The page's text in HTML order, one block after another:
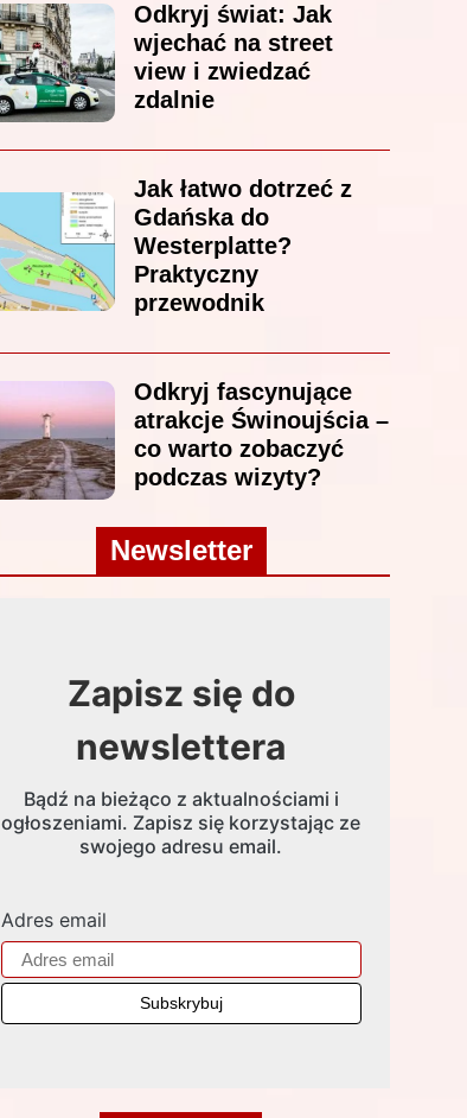
Odkryj świat: Jak
wjechać na street
view i zwiedzać
zdalnie
Jak łatwo dotrzeć z
Gdańska do
Westerplatte?
Praktyczny
przewodnik
Odkryj fascynujące
atrakcje Świnoujścia –
co warto zobaczyć
podczas wizyty?
Newsletter
Zapisz się do
newslettera
Bądź na bieżąco z aktualnościami i
ogłoszeniami. Zapisz się korzystając ze
swojego adresu email.
Adres email